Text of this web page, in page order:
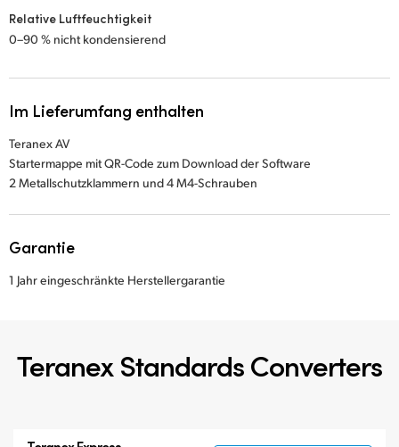
Relative Luftfeuchtigkeit
0–90 % nicht kondensierend
Im Lieferumfang enthalten
Teranex AV
Startermappe mit QR-Code zum Download der Software
2 Metallschutzklammern und 4 M4-Schrauben
Garantie
1 Jahr eingeschränkte Herstellergarantie
Teranex Standards Converters